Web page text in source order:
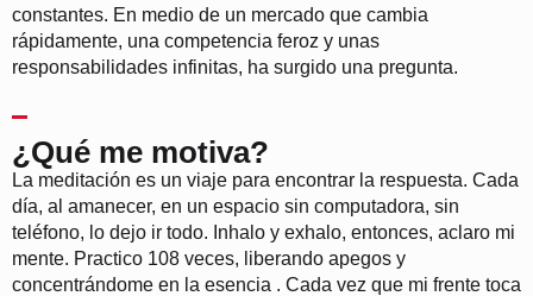
constantes. En medio de un mercado que cambia
rápidamente, una competencia feroz y unas
responsabilidades infinitas, ha surgido una pregunta.
¿Qué me motiva?
La meditación es un viaje para encontrar la respuesta. Cada
día, al amanecer, en un espacio sin computadora, sin
teléfono, lo dejo ir todo. Inhalo y exhalo, entonces, aclaro mi
mente. Practico 108 veces, liberando apegos y
concentrándome en la esencia . Cada vez que mi frente toca